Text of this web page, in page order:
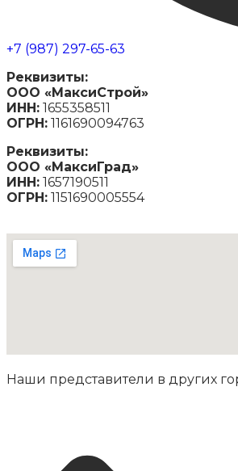
+7 (987) 297-65-63
Реквизиты:
ООО «МаксиСтрой»
ИНН: 1655358511
ОГРН: 1161690094763
Реквизиты:
ООО «МаксиГрад»
ИНН: 1657190511
ОГРН: 1151690005554
Наши представители в других